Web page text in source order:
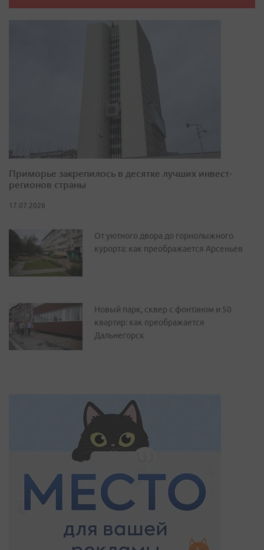
Приморье закрепилось в десятке лучших инвест-
регионов страны
17.07.2026
От уютного двора до горнолыжного
курорта: как преображается Арсеньев
Новый парк, сквер с фонтаном и 50
квартир: как преображается
Дальнегорск